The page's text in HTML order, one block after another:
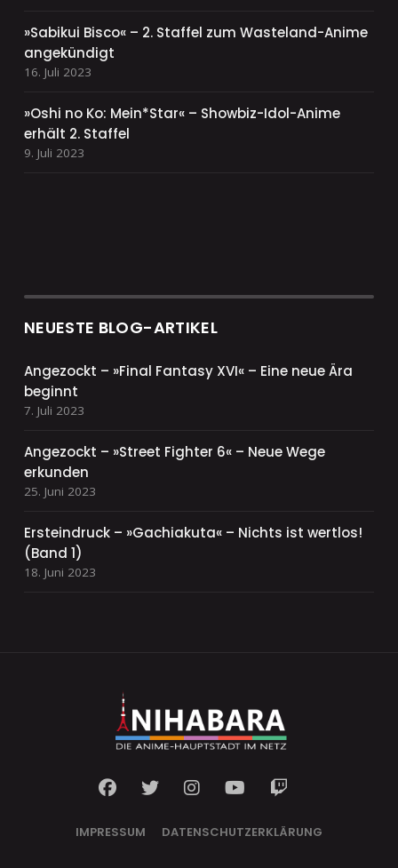
»Sabikui Bisco« – 2. Staffel zum Wasteland-Anime
angekündigt
16. Juli 2023
»Oshi no Ko: Mein*Star« – Showbiz-Idol-Anime
erhält 2. Staffel
9. Juli 2023
NEUESTE BLOG-ARTIKEL
Angezockt – »Final Fantasy XVI« – Eine neue Ära
beginnt
7. Juli 2023
Angezockt – »Street Fighter 6« – Neue Wege
erkunden
25. Juni 2023
Ersteindruck – »Gachiakuta« – Nichts ist wertlos!
(Band 1)
18. Juni 2023
IMPRESSUM DATENSCHUTZERKLÄRUNG